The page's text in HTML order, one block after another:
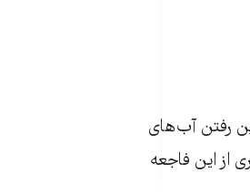
رفتن آب‌های
از اين فاجعه